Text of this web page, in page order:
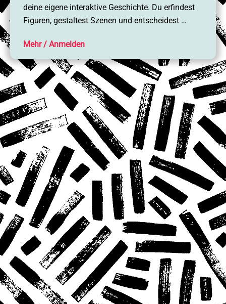
deine eigene interaktive Geschichte. Du erfindest
Figuren, gestaltest Szenen und entscheidest …
Mehr